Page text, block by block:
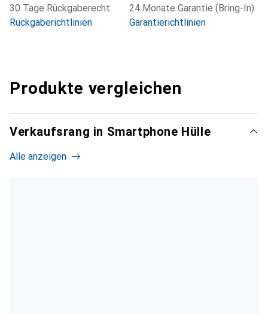
30 Tage Rückgaberecht
Rückgaberichtlinien
24 Monate Garantie (Bring-In)
Garantierichtlinien
Produkte vergleichen
Verkaufsrang in Smartphone Hülle
Alle anzeigen